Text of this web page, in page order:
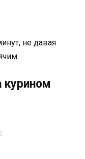
не давая